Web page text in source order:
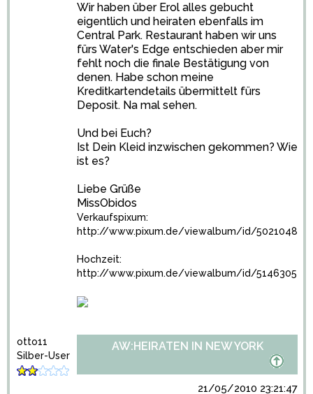
Wir haben über Erol alles gebucht
eigentlich und heiraten ebenfalls im
Central Park. Restaurant haben wir uns
fürs Water's Edge entschieden aber mir
fehlt noch die finale Bestätigung von
denen. Habe schon meine
Kreditkartendetails übermittelt fürs
Deposit. Na mal sehen.
Und bei Euch?
Ist Dein Kleid inzwischen gekommen? Wie
ist es?
Liebe Grüße
MissObidos
Verkaufspixum:
http://www.pixum.de/viewalbum/id/5021048
Hochzeit:
http://www.pixum.de/viewalbum/id/5146305
otto11
Silber-User
AW:HEIRATEN IN NEW YORK
21/05/2010 23:21:47